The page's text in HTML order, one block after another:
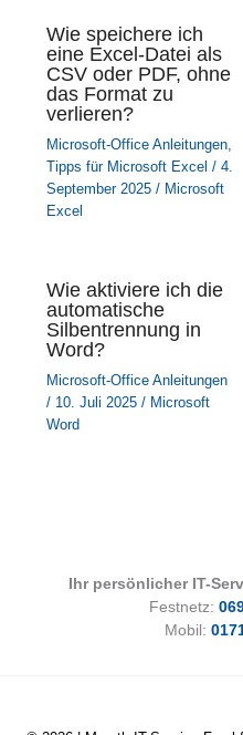
Wie speichere ich
eine Excel-Datei als
CSV oder PDF, ohne
das Format zu
verlieren?
Microsoft-Office Anleitungen,
Tipps für Microsoft Excel / 4.
September 2025 / Microsoft
Excel
Wie aktiviere ich die
automatische
Silbentrennung in
Word?
Microsoft-Office Anleitungen
/ 10. Juli 2025 / Microsoft
Word
Ihr persönlicher IT-
Festnetz:
Mobil: